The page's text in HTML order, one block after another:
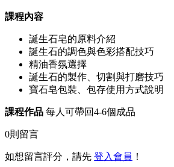
課程內容
誕生石皂的原料介紹
誕生石的調色與色彩搭配技巧
精油香氛選擇
誕生石的製作、切割與打磨技巧
寶石皂包裝、包存使用方式說明
課程作品 每人可帶回4-6個成品
0則留言
如想留言評分，請先 登入會員 ！